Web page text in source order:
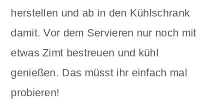
herstellen und ab in den Kühlschrank
damit. Vor dem Servieren nur noch mit
etwas Zimt bestreuen und kühl
genießen. Das müsst ihr einfach mal
probieren!